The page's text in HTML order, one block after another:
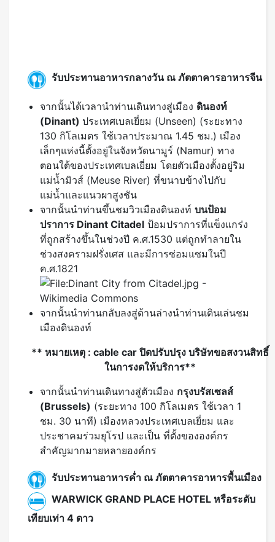
130 กิโลเมตร ใช้เวลาประมาณ 1.45 ชม.) เมือง
เล็กๆแห่งนี้ตั้งอยู่ในจังหวัดนามูร์ (Namur) ทาง
ตอนใต้ของประเทศเบลเยี่ยม โดยตัวเมืองตั้งอยู่ริม
แม่น้ำมิวส์ (Meuse River) ที่ขนาบข้างไปกับ
แม่น้ำและแนวผาสูงชัน
จากนั้นนำท่านขึ้นชมวิวเมืองดินองท์บนป้อม
ปราการDinant Citadelป้อมปราการที่แข็งแกร่ง
ที่ถูกสร้างขึ้นในช่วงปี ค.ศ.1530 แต่ถูกทำลายใน
ช่วงสงครามฝรั่งเศส และมีการซ่อมแซมในปี
ค.ศ.1821
จากนั้นนำท่านกลับลงสู่ด้านล่างนำท่านเดินเล่นชม
เมืองดินองท์
** หมายเหตุ : cable car ปิดปรับปรุง บริษัทขอสงวนสิทธิ์
ในการงดให้บริการ**
จากนั้นนำท่านเดินทางสู่ตัวเมือง
( Brussels) (ระยะทาง 100 กิโลเมตร ใช้เวลา 1
ชม. 30 นาที) เมืองหลวงประเทศเบลเยี่ยม และ
สำคัญมากมายหลายองค์กร
รับประทานอาหารค่ำ ณ ภัตตาคารอาหารพื้นเมือง
WARWICK GRAND PLACE HOTEL หรือระดับ
เทียบเท่า 4 ดาว
DAY บรัสเซลส์ - จัตุรัสแกรนด์เพลซ - แมนาคิ